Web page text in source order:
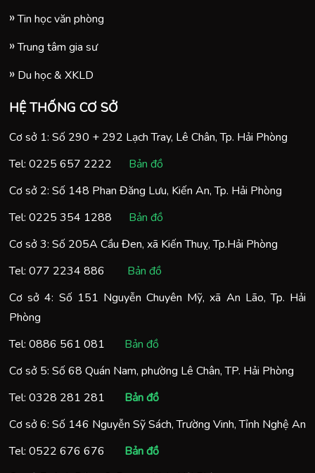
Tin học văn phòng
Trung tâm gia sư
Du học & XKLD
HỆ THỐNG CƠ SỞ
Cơ sở 1: Số 290 + 292 Lạch Tray, Lê Chân, Tp. Hải Phòng
Tel: 0225 657 2222
Bản đồ
Cơ sở 2: Số 148 Phan Đăng Lưu, Kiến An, Tp. Hải Phòng
Tel: 0225 354 1288
Bản đồ
Cơ sở 3: Số 205A Cầu Đen, xã Kiến Thuỵ, Tp.Hải Phòng
Tel: 077 2234 886
Bản đồ
Cơ sở 4: Số 151 Nguyễn Chuyên Mỹ, xã An Lão, Tp. Hải
Phòng
Tel: 0886 561 081
Bản đồ
Cơ sở 5: Số 68 Quán Nam, phường Lê Chân, TP. Hải Phòng
Tel: 0328 281 281
Bản đồ
Cơ sở 6: Số 146 Nguyễn Sỹ Sách, Trường Vinh, Tỉnh Nghệ An
Tel: 0522 676 676
Bản đồ